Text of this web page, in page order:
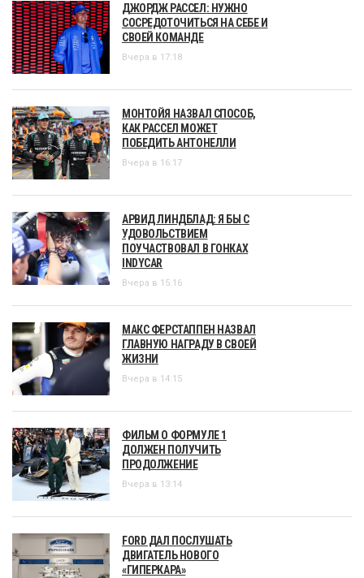
ДЖОРДЖ РАССЕЛ: НУЖНО
СОСРЕДОТОЧИТЬСЯ НА СЕБЕ И
СВОЕЙ КОМАНДЕ
Вчера в 17:18
МОНТОЙЯ НАЗВАЛ СПОСОБ,
КАК РАССЕЛ МОЖЕТ
ПОБЕДИТЬ АНТОНЕЛЛИ
Вчера в 16:17
АРВИД ЛИНДБЛАД: Я БЫ С
УДОВОЛЬСТВИЕМ
ПОУЧАСТВОВАЛ В ГОНКАХ
INDYCAR
Вчера в 15:16
МАКС ФЕРСТАППЕН НАЗВАЛ
ГЛАВНУЮ НАГРАДУ В СВОЕЙ
ЖИЗНИ
Вчера в 14:15
ФИЛЬМ О ФОРМУЛЕ 1
ДОЛЖЕН ПОЛУЧИТЬ
ПРОДОЛЖЕНИЕ
Вчера в 13:14
FORD ДАЛ ПОСЛУШАТЬ
ДВИГАТЕЛЬ НОВОГО
«ГИПЕРКАРА»